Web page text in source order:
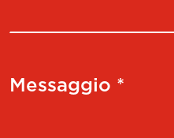
Messaggio *